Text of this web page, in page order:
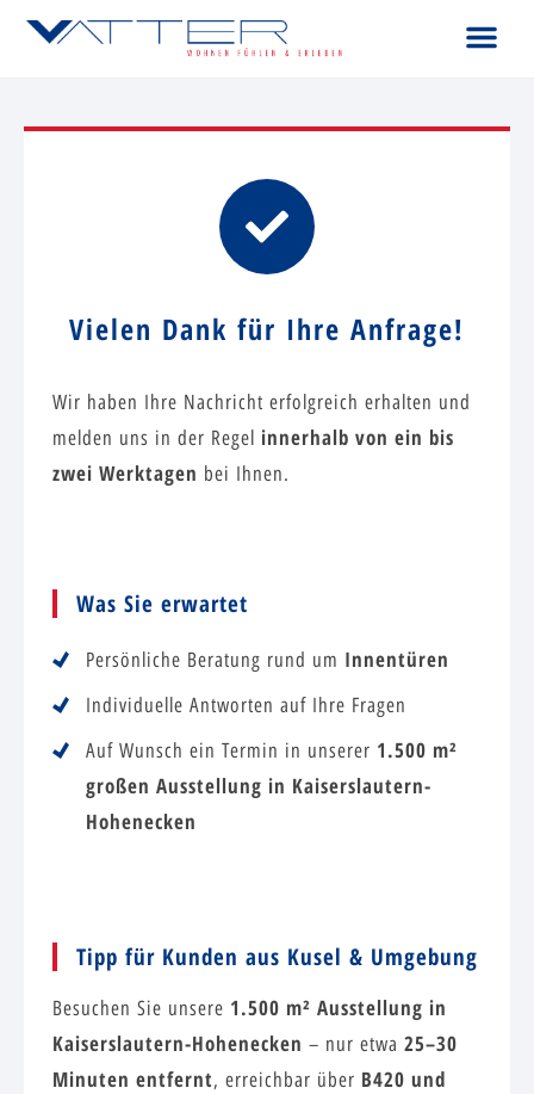
Vielen Dank für Ihre Anfrage!
Wir haben Ihre Nachricht erfolgreich erhalten und
melden uns in der Regel innerhalb von ein bis
zwei Werktagen bei Ihnen.
Was Sie erwartet
Persönliche Beratung rund um Innentüren
Individuelle Antworten auf Ihre Fragen
Auf Wunsch ein Termin in unserer 1.500 m²
großen Ausstellung in Kaiserslautern-
Hohenecken
Tipp für Kunden aus Kusel & Umgebung
Besuchen Sie unsere 1.500 m² Ausstellung in
Kaiserslautern-Hohenecken – nur etwa 25–30
Minuten entfernt, erreichbar über B420 und